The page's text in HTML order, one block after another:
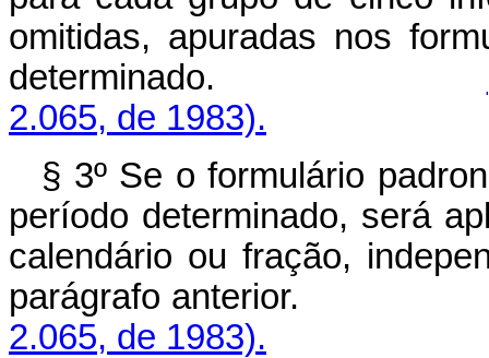
omitidas, apuradas nos
determinado.
2.065, de 1983).
§ 3º Se o formulário
período determinado, será
calendário ou fração,
parágrafo
2.065, de 1983).